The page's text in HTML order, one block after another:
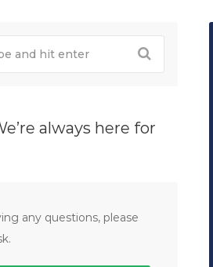
always here for
any questions, please